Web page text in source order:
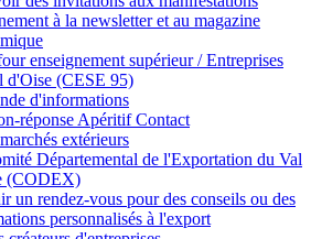
à la newsletter et au magazine
enseignement supérieur / Entreprises
d'Oise (CESE 95)
d'informations
réponse Apéritif Contact
extérieurs
Départemental de l'Exportation du Val
(CODEX)
un rendez-vous pour des conseils ou des
personnalisés à l'export